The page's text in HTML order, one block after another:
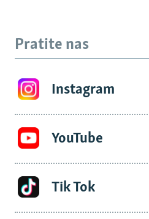
Pratite nas
Instagram
YouTube
Tik Tok